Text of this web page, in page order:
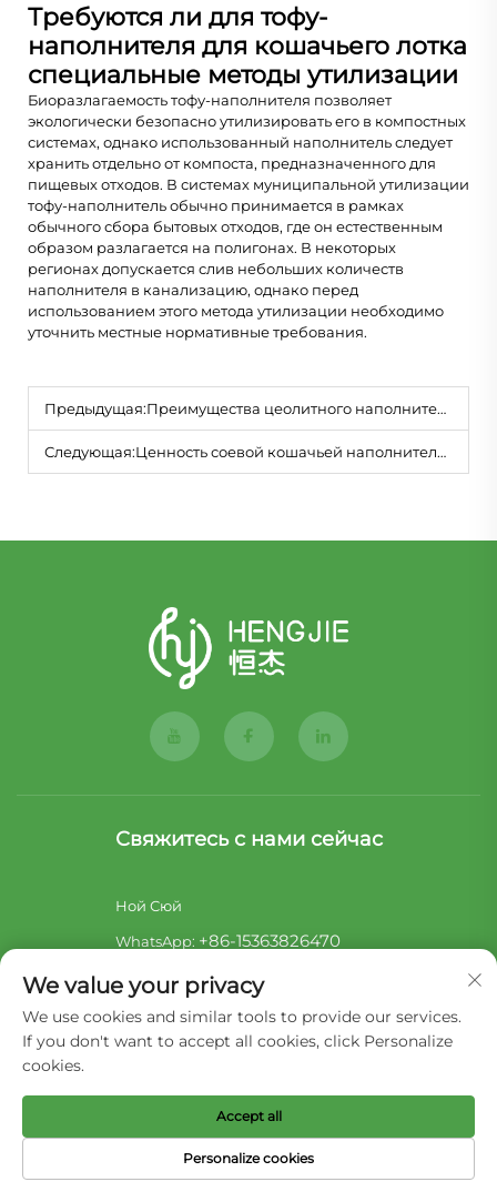
Требуются ли для тофу-
наполнителя для кошачьего лотка
специальные методы утилизации
Биоразлагаемость тофу-наполнителя позволяет
экологически безопасно утилизировать его в компостных
системах, однако использованный наполнитель следует
хранить отдельно от компоста, предназначенного для
пищевых отходов. В системах муниципальной утилизации
тофу-наполнитель обычно принимается в рамках
обычного сбора бытовых отходов, где он естественным
образом разлагается на полигонах. В некоторых
регионах допускается слив небольших количеств
наполнителя в канализацию, однако перед
использованием этого метода утилизации необходимо
уточнить местные нормативные требования.
Предыдущая:Преимущества цеолитного наполнителя для кошачьих туалетов в домах с несколькими кошками
Следующая:Ценность соевой кошачьей наполнительной подстилки в экологичном уходе за питомцами
Свяжитесь с нами сейчас
Ной Сюй
WhatsApp: +86-15363826470
Эл. почта:[email protected]
Сара Лай
WhatsApp:+86-17722857586
Авторские права © 2026 Liaoning Hengjie Pet Product Co,Ltd.
Все права защищены - Политика конфиденциальности
We value your privacy
We use cookies and similar tools to provide our services.
If you don't want to accept all cookies, click Personalize
cookies.
Personalize cookies
Accept all